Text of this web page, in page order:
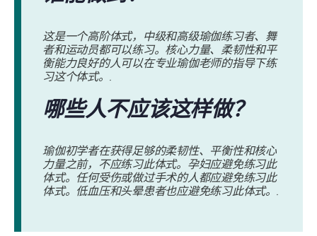
这是一个高阶体式，中级和高级瑜伽练习者、舞
者和运动员都可以练习。核心力量、柔韧性和平
衡能力良好的人可以在专业瑜伽老师的指导下练
习这个体式。.
哪些人不应该这样做？
瑜伽初学者在获得足够的柔韧性、平衡性和核心
力量之前，不应练习此体式。孕妇应避免练习此
体式。任何受伤或做过手术的人都应避免练习此
体式。低血压和头晕患者也应避免练习此体式。.